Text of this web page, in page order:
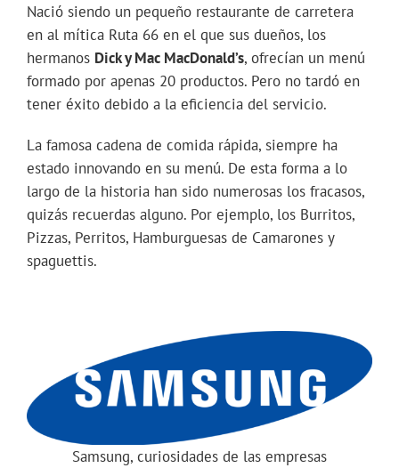
Nació siendo un pequeño restaurante de carretera
en al mítica Ruta 66 en el que sus dueños, los
hermanos Dick y Mac MacDonald’s, ofrecían un menú
formado por apenas 20 productos. Pero no tardó en
tener éxito debido a la eficiencia del servicio.
La famosa cadena de comida rápida, siempre ha
estado innovando en su menú. De esta forma a lo
largo de la historia han sido numerosas los fracasos,
quizás recuerdas alguno. Por ejemplo, los Burritos,
Pizzas, Perritos, Hamburguesas de Camarones y
spaguettis.
Samsung, curiosidades de las empresas